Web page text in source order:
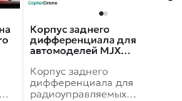
Корпус заднего
дифференциала для
автомоделей MJX
Корпус заднего
дифференциала для
радиоуправляемых